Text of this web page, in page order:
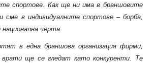
спортове. Как ще ни има в браншовите
сме в индивидуалните спортове – борба,
национална черта.
в една браншова организация фирми,
врати ще се гледат като конкуренти. Те